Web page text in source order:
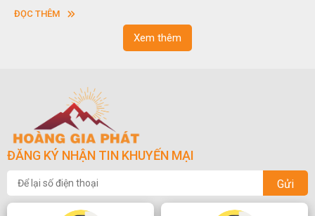
sơn”. Nghệ thuật hòn non bộ nhằm phục vụ cho mục đích thưởng
ngoạn và phong thủy trong cuộc sống.
ĐỌC THÊM
Xem thêm
ĐĂNG KÝ NHẬN TIN KHUYẾN MẠI
Gửi